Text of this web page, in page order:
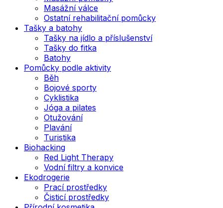
Masážní válce
Ostatní rehabilitační pomůcky
Tašky a batohy
Tašky na jídlo a příslušenství
Tašky do fitka
Batohy
Pomůcky podle aktivity
Běh
Bojové sporty
Cyklistika
Jóga a pilates
Otužování
Plavání
Turistika
Biohacking
Red Light Therapy
Vodní filtry a konvice
Ekodrogerie
Prací prostředky
Čisticí prostředky